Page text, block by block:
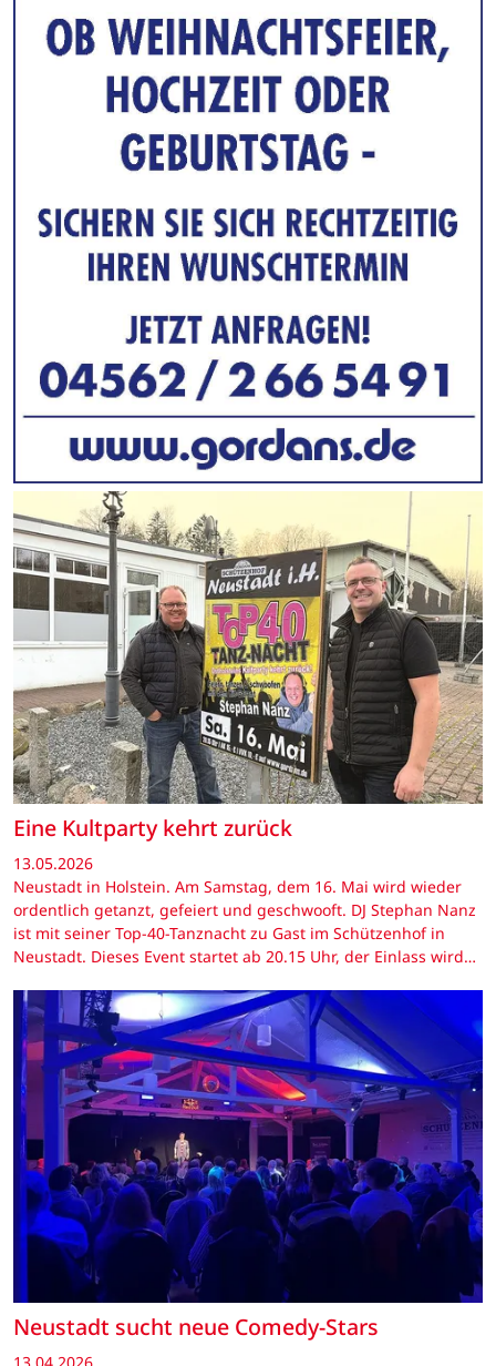
Eine Kultparty kehrt zurück
13.05.2026
Neustadt in Holstein. Am Samstag, dem 16. Mai wird wieder
ordentlich getanzt, gefeiert und geschwooft. DJ Stephan Nanz
ist mit seiner Top-40-Tanznacht zu Gast im Schützenhof in
Neustadt. Dieses Event startet ab 20.15 Uhr, der Einlass wird…
Neustadt sucht neue Comedy-Stars